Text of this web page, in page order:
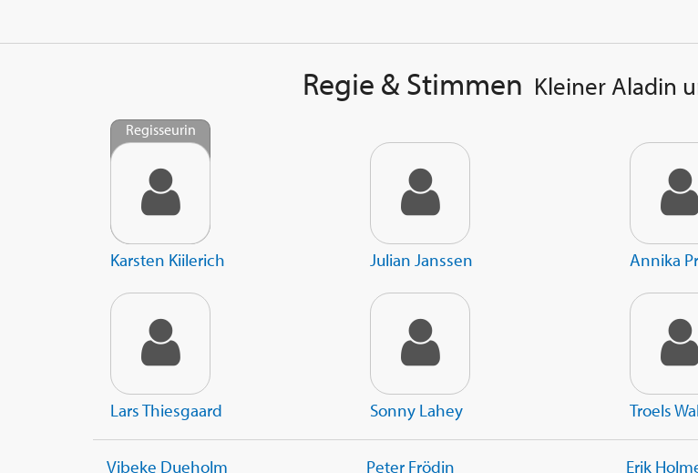
Regie & Stimmen Kleiner Aladin
Regisseurin
Karsten Kiilerich Julian Janssen Annika
Lars Thiesgaard Sonny Lahey Troels
Vibeke Dueholm Peter Frödin Erik